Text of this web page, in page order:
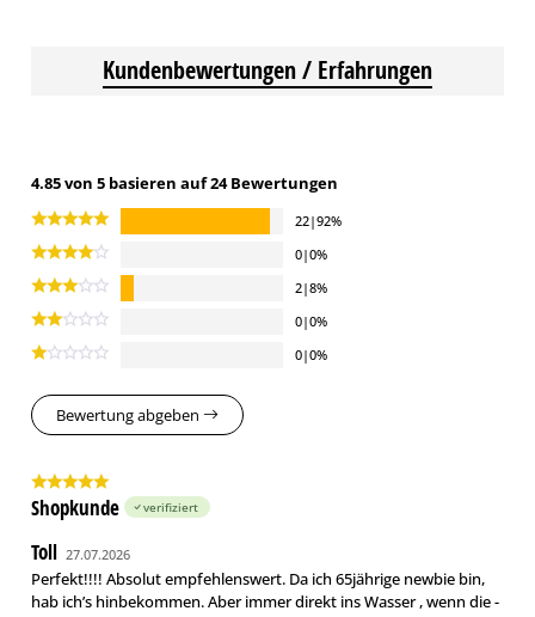
Kundenbewertungen / Erfahrungen
4.85 von 5 basieren auf 24 Bewertungen
22|92%
0|0%
2|8%
0|0%
0|0%
Bewertung abgeben
Shopkunde verifiziert
Toll 27.07.2026
Perfekt!!!! Absolut empfehlenswert. Da ich 65jährige newbie bin,
hab ich’s hinbekommen. Aber immer direkt ins Wasser , wenn die -